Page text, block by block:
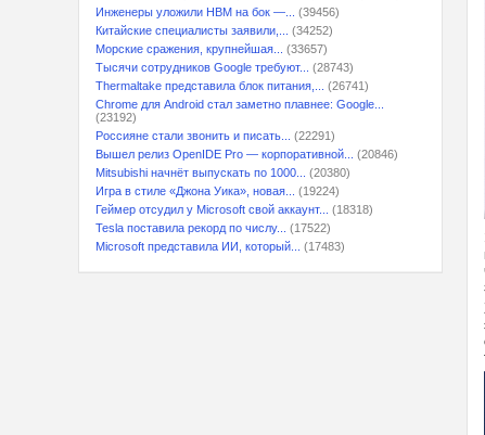
Инженеры уложили HBM на бок —...
(39456)
Китайские специалисты заявили,...
(34252)
Морские сражения, крупнейшая...
(33657)
Тысячи сотрудников Google требуют...
(28743)
Thermaltake представила блок питания,...
(26741)
Chrome для Android стал заметно плавнее: Google...
(23192)
Россияне стали звонить и писать...
(22291)
Вышел релиз OpenIDE Pro — корпоративной...
(20846)
Mitsubishi начнёт выпускать по 1000...
(20380)
Игра в стиле «Джона Уика», новая...
(19224)
Геймер отсудил у Microsoft свой аккаунт...
(18318)
Tesla поставила рекорд по числу...
(17522)
Microsoft представила ИИ, который...
(17483)